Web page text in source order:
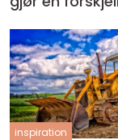
inspiration